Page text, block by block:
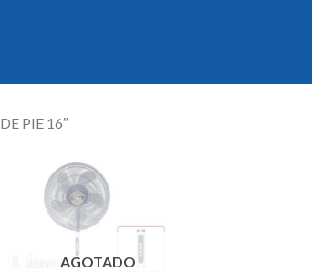
DE PIE 16″
AGOTADO